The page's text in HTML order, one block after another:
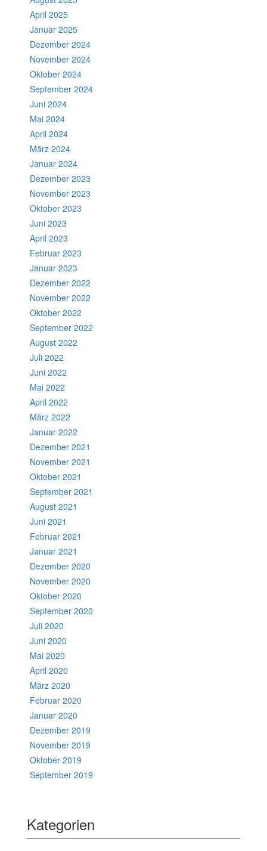
April 2025
Januar 2025
Dezember 2024
November 2024
Oktober 2024
September 2024
Juni 2024
Mai 2024
April 2024
März 2024
Januar 2024
Dezember 2023
November 2023
Oktober 2023
Juni 2023
April 2023
Februar 2023
Januar 2023
Dezember 2022
November 2022
Oktober 2022
September 2022
August 2022
Juli 2022
Juni 2022
Mai 2022
April 2022
März 2022
Januar 2022
Dezember 2021
November 2021
Oktober 2021
September 2021
August 2021
Juni 2021
Februar 2021
Januar 2021
Dezember 2020
November 2020
Oktober 2020
September 2020
Juli 2020
Juni 2020
Mai 2020
April 2020
März 2020
Februar 2020
Januar 2020
Dezember 2019
November 2019
Oktober 2019
September 2019
Kategorien